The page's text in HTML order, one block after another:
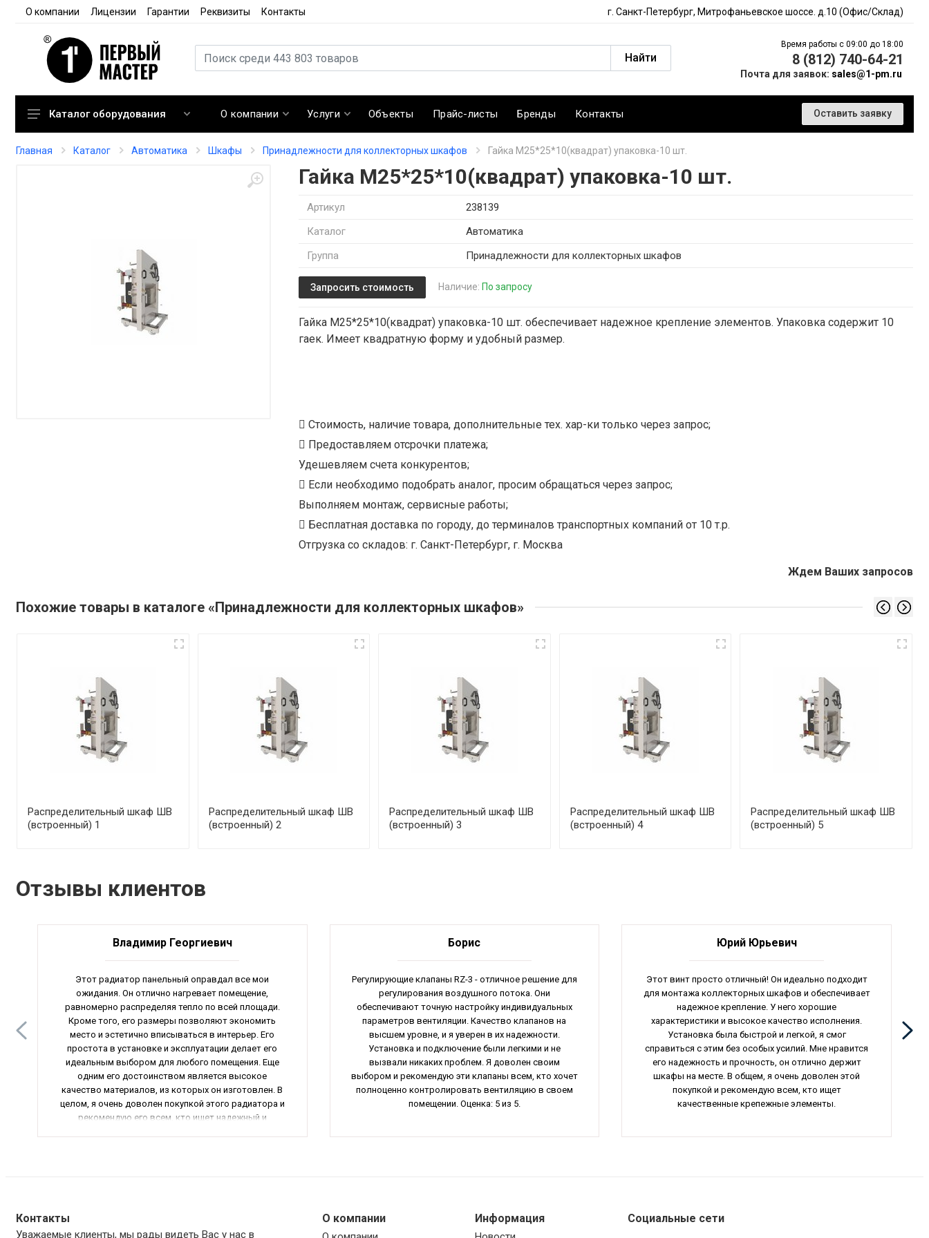
О компании Лицензии Гарантии Реквизиты Контакты г. Санкт-Петербург, Митрофаньевское шоссе. д.10 (Офис/Склад)
Найти
Время работы с 09:00 до 18:00
8 (812) 740-64-21
Почта для заявок: sales@1-pm.ru
Кондиционирование
Расходные материалы
Каталог оборудования О компании Услуги Объекты Прайс-листы Бренды Контакты Оставить заявку
Главная Каталог Автоматика Шкафы Принадлежности для коллекторных шкафов Гайка М25*25*10(квадрат) упаковка-10 шт.
Гайка М25*25*10(квадрат) упаковка-10 шт.
Артикул
238139
Каталог
Автоматика
Группа
Принадлежности для коллекторных шкафов
Запросить стоимость Наличие: По запросу
Гайка М25*25*10(квадрат) упаковка-10 шт. обеспечивает надежное крепление элементов. Упаковка содержит 10
гаек. Имеет квадратную форму и удобный размер.
Стоимость, наличие товара, дополнительные тех. хар-ки только через запрос;
Предоставляем отсрочки платежа;
Удешевляем счета конкурентов;
Если необходимо подобрать аналог, просим обращаться через запрос;
Выполняем монтаж, сервисные работы;
Бесплатная доставка по городу, до терминалов транспортных компаний от 10 т.р.
Отгрузка со складов: г. Санкт-Петербург, г. Москва
Ждем Ваших запросов
Похожие товары в каталоге «Принадлежности для коллекторных шкафов»
Распределительный шкаф ШВ
(встроенный) 1
Распределительный шкаф ШВ
(встроенный) 2
Распределительный шкаф ШВ
(встроенный) 3
Распределительный шкаф ШВ
(встроенный) 4
Распределительный шкаф ШВ
(встроенный) 5
Отзывы клиентов
Владимир Георгиевич
Этот радиатор панельный оправдал все мои
ожидания. Он отлично нагревает помещение,
равномерно распределяя тепло по всей площади.
Кроме того, его размеры позволяют экономить
место и эстетично вписываться в интерьер. Его
простота в установке и эксплуатации делает его
идеальным выбором для любого помещения. Еще
одним его достоинством является высокое
качество материалов, из которых он изготовлен. В
целом, я очень доволен покупкой этого радиатора и
рекомендую его всем, кто ищет надежный и
Борис
Регулирующие клапаны RZ-3 - отличное решение для
регулирования воздушного потока. Они
обеспечивают точную настройку индивидуальных
параметров вентиляции. Качество клапанов на
высшем уровне, и я уверен в их надежности.
Установка и подключение были легкими и не
вызвали никаких проблем. Я доволен своим
выбором и рекомендую эти клапаны всем, кто хочет
полноценно контролировать вентиляцию в своем
помещении. Оценка: 5 из 5.
Юрий Юрьевич
Этот винт просто отличный! Он идеально подходит
для монтажа коллекторных шкафов и обеспечивает
надежное крепление. У него хорошие
характеристики и высокое качество исполнения.
Установка была быстрой и легкой, я смог
справиться с этим без особых усилий. Мне нравится
его надежность и прочность, он отлично держит
шкафы на месте. В общем, я очень доволен этой
покупкой и рекомендую всем, кто ищет
качественные крепежные элементы.
Контакты
Уважаемые клиенты, мы рады видеть Вас у нас в
О компании Информация Социальные сети